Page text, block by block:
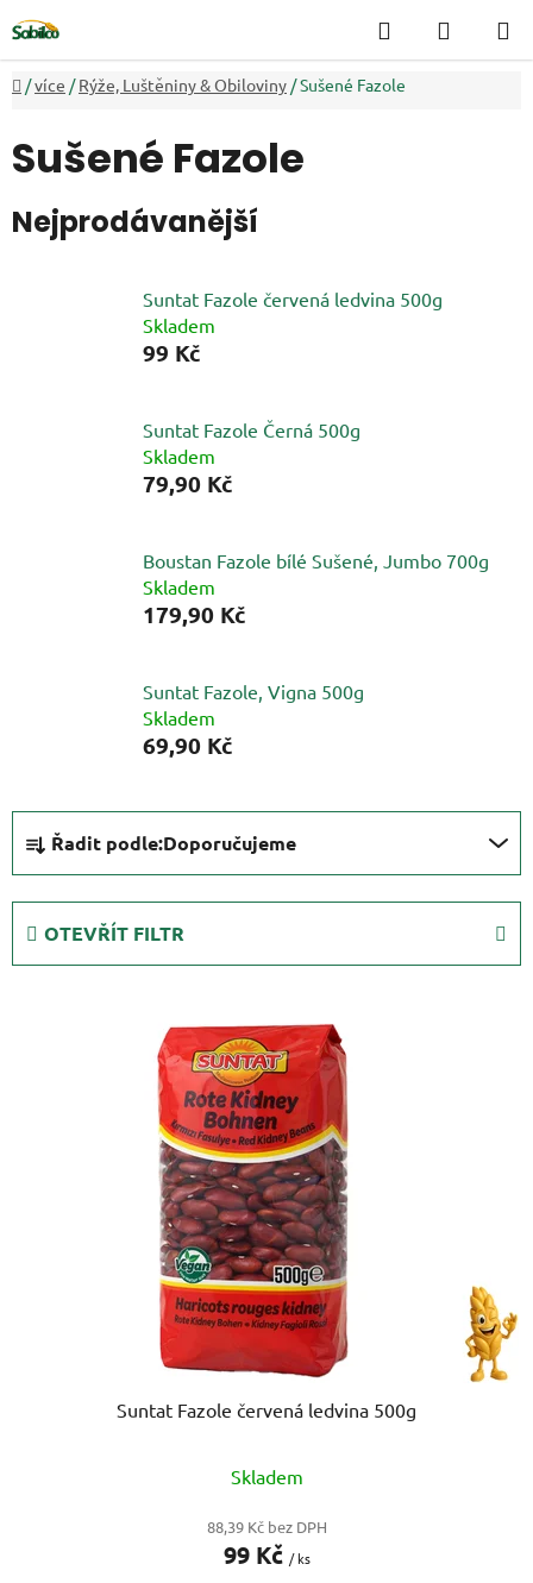
na
obsah
Hledat
KOŠÍK
Domů
/více / Rýže, Luštěniny & Obiloviny /Sušené Fazole
Sušené Fazole
Nejprodávanější
Suntat Fazole červená ledvina 500g
Skladem
99 Kč
Suntat Fazole Černá 500g
Skladem
79,90 Kč
Boustan Fazole bílé Sušené, Jumbo 700g
Skladem
179,90 Kč
Suntat Fazole, Vigna 500g
Skladem
69,90 Kč
Ř
a
z
e
n
Řadit podle:Doporučujeme
OTEVŘÍT FILTR
Suntat Fazole červená ledvina 500g
Skladem
88,39 Kč bez DPH
99 Kč / ks